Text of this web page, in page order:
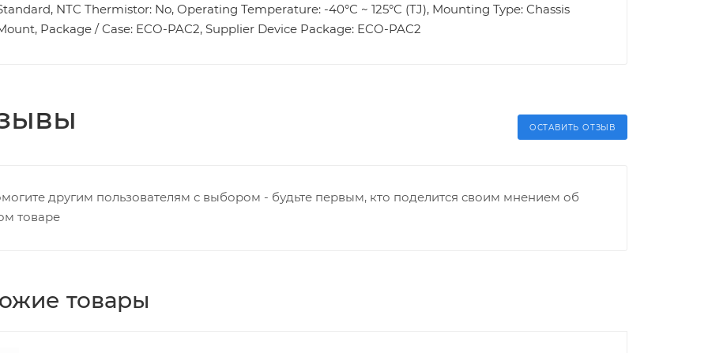
NTC Thermistor: No, Operating Temperature: -40°C ~ 125°C (TJ), Mounting Type: Chassis
Package / Case: ECO-PAC2, Supplier Device Package: ECO-PAC2
ОСТАВИТЬ ОТЗЫВ
другим пользователям с выбором - будьте первым, кто поделится своим мнением об
товаре
товары